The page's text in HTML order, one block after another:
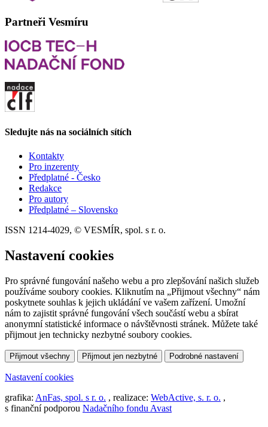
Partneři Vesmíru
Sledujte nás na sociálních sítích
Kontakty
Pro inzerenty
Předplatné - Česko
Redakce
Pro autory
Předplatné – Slovensko
ISSN 1214-4029, © VESMÍR, spol. s r. o.
Nastavení cookies
Pro správné fungování našeho webu a pro zlepšování našich služeb
používáme soubory cookies. Kliknutím na „Přijmout všechny“ nám
poskytnete souhlas k jejich ukládání ve vašem zařízení. Umožní
nám to zajistit správné fungování všech součástí webu a sbírat
anonymní statistické informace o návštěvnosti stránek. Můžete také
přijmout jen technicky nezbytné soubory cookies.
Přijmout všechny Přijmout jen nezbytné Podrobné nastavení
Nastavení cookies
grafika: AnFas, spol. s r. o. , realizace: WebActive, s. r. o. ,
s finanční podporou Nadačního fondu Avast